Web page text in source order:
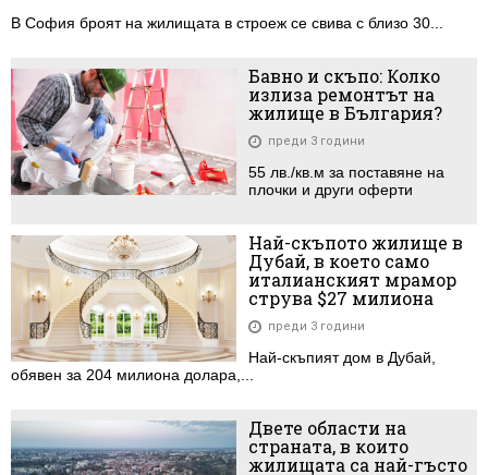
В София броят на жилищата в строеж се свива с близо 30...
Бавно и скъпо: Колко
излиза ремонтът на
жилище в България?
преди 3 години
55 лв./кв.м за поставяне на
плочки и други оферти
Най-скъпото жилище в
Дубай, в което само
италианският мрамор
струва $27 милиона
преди 3 години
Най-скъпият дом в Дубай,
обявен за 204 милиона долара,...
Двете области на
страната, в които
жилищата са най-гъсто